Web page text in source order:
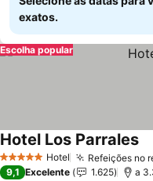
exatos.
Escolha popular
5 Estrelas Hotel Refeições no
Hotel Los Parrales
9,1 Excelente 1.625 a